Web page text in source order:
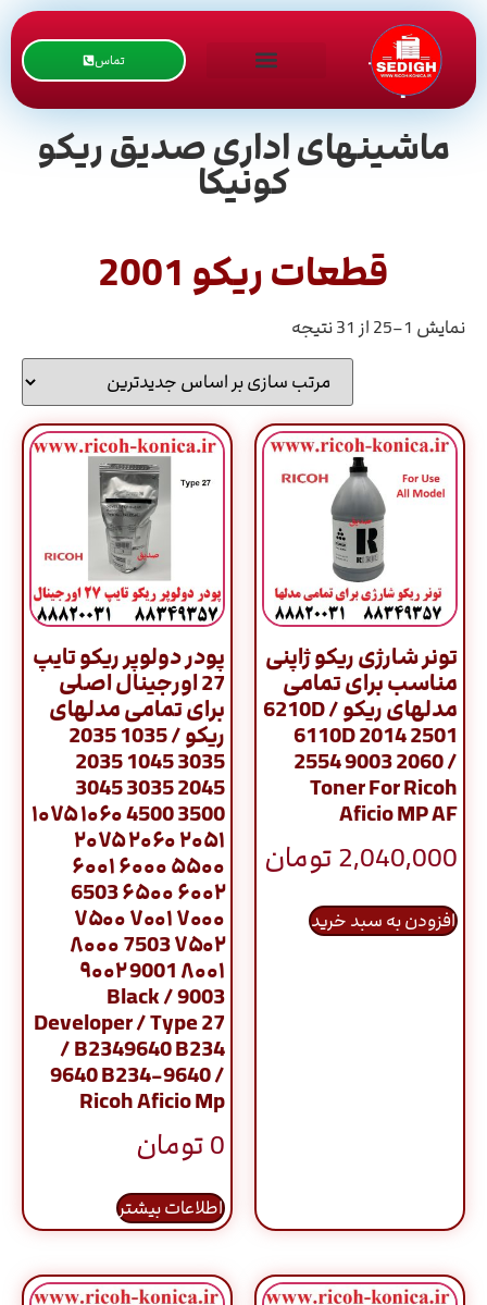
تماس
ماشینهای اداری صدیق ریکو
کونیکا
قطعات ریکو 2001
نمایش 1–25 از 31 نتیجه
تونر شارژی ریکو ژاپنی
مناسب برای تمامی
مدلهای ریکو / 6210D
6110D 2014 2501
2554 9003 2060 /
Toner For Ricoh
Aficio MP AF
2,040,000تومان
افزودن به سبد خرید
پودر دولوپر ریکو تایپ
27 اورجینال اصلی
برای تمامی مدلهای
ریکو / 1035 2035
3035 1045 2035
2045 3035 3045
3500 4500 ۱۰۶۰ ۱۰۷۵
۲۰۵۱ ۲۰۶۰ ۲۰۷۵
۵۵۰۰ ۶۰۰۰ ۶۰۰۱
۶۰۰۲ ۶۵۰۰ 6503
۷۰۰۰ ۷۰۰۱ ۷۵۰۰
۷۵۰۲ 7503 ۸۰۰۰
۸۰۰۱ 9001 ۹۰۰۲
9003 / Black
Developer / Type 27
/ B2349640 B234
9640 B234-9640 /
Ricoh Aficio Mp
0تومان
اطلاعات بیشتر